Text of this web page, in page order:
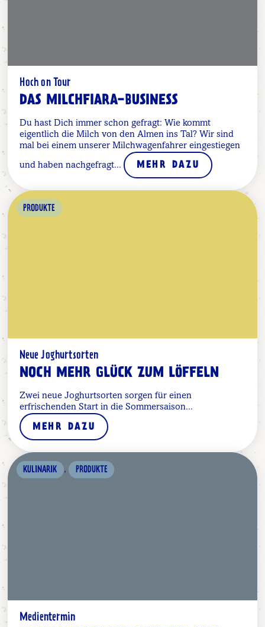
Hoch on Tour
DAS MILCHFIARA-BUSINESS
Du hast Dich immer schon gefragt: Wie kommt
eigentlich die Milch von den Almen ins Tal? Wir sind
mal bei einem unserer Milchwagenfahrer eingestiegen
und haben nachgefragt... MEHR DAZU
PRODUKTE
Neue Joghurtsorten
NOCH MEHR GLÜCK ZUM LÖFFELN
Zwei neue Joghurtsorten sorgen für einen
erfrischenden Start in die Sommersaison...
MEHR DAZU
KULINARIK , PRODUKTE
Medientermin